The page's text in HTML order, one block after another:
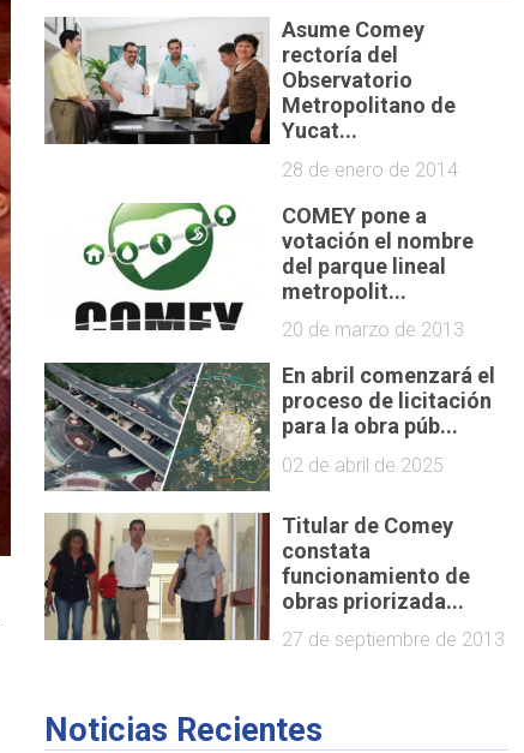
Asume Comey
rectoría del
Observatorio
Metropolitano de
Yucat...
28 de enero de 2014
COMEY pone a
votación el nombre
del parque lineal
metropolit...
20 de marzo de 2013
En abril comenzará el
proceso de licitación
para la obra púb...
02 de abril de 2025
Titular de Comey
constata
funcionamiento de
obras priorizada...
27 de septiembre de 2013
Noticias Recientes